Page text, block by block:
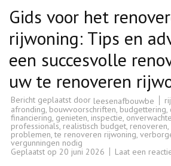
Gids voor het
rijwoning: Tips en
een succesvolle
uw te renoveren
Bericht geplaatst door leesenafbouwbe
afronding, bouwvoorschriften, budgettering,
financiering, genieten, inspectie,
professionals, realistisch budget, renoveren,
problemen,te renoveren rijwoning,
vergunningen nodig
Geplaatst op 20 juni 2026 Laat een